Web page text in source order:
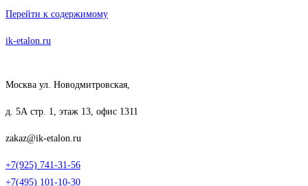
Перейти к содержимому
ik-etalon.ru
Москва ул. Новодмитровская,
д. 5А стр. 1, этаж 13, офис 1311
zakaz@ik-etalon.ru
+7(925) 741-31-56
+7(495) 101-10-30